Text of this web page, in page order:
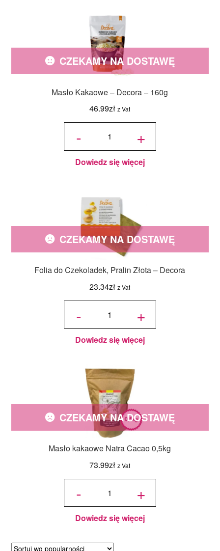
Masło Kakaowe – Decora – 160g
46.99zł z Vat
CZEKAMY NA DOSTAWĘ
-
ilość
- Decora
- 160g +
Dowiedz się więcej
Folia do Czekoladek, Pralin Złota – Decora
23.34zł z Vat
CZEKAMY NA DOSTAWĘ
-
ilość Folia
Pralin Złota
- Decora +
Dowiedz się więcej
Masło kakaowe Natra Cacao 0,5kg
73.99zł z Vat
CZEKAMY NA DOSTAWĘ
-
ilość
Natra
Cacao
0,5kg +
Dowiedz się więcej